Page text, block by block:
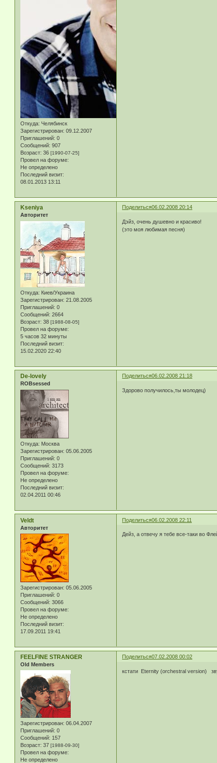
Откуда: Челябинск
Зарегистрирован: 09.12.2007
Приглашений: 0
Сообщений: 907
Возраст: 36 [1990-07-25]
Провел на форуме:
Не определено
Последний визит:
08.01.2013 13:11
Поделиться06.02.2008 20:14
Kseniya
Авторитет
Откуда: Киев/Украина
Зарегистрирован: 21.08.2005
Приглашений: 0
Сообщений: 2664
Возраст: 38 [1988-08-05]
Провел на форуме:
5 часов 32 минуты
Последний визит:
15.02.2020 22:40
Дэйз, очень душевно и красиво!
(это моя любимая песня)
Поделиться06.02.2008 21:18
De-lovely
ROBsessed
Откуда: Москва
Зарегистрирован: 05.06.2005
Приглашений: 0
Сообщений: 3173
Провел на форуме:
Не определено
Последний визит:
02.04.2011 00:46
Здорово получилось,ты молодец)
Поделиться06.02.2008 22:11
Veldt
Авторитет
Зарегистрирован: 05.06.2005
Приглашений: 0
Сообщений: 3066
Провел на форуме:
Не определено
Последний визит:
17.09.2011 19:41
Дейз, а отвечу я тебе все-таки во
Поделиться07.02.2008 00:02
FEELFINE STRANGER
Old Members
Зарегистрирован: 06.04.2007
Приглашений: 0
Сообщений: 157
Возраст: 37 [1988-09-30]
Провел на форуме:
Не определено
кстати Eternity (orchestral version)